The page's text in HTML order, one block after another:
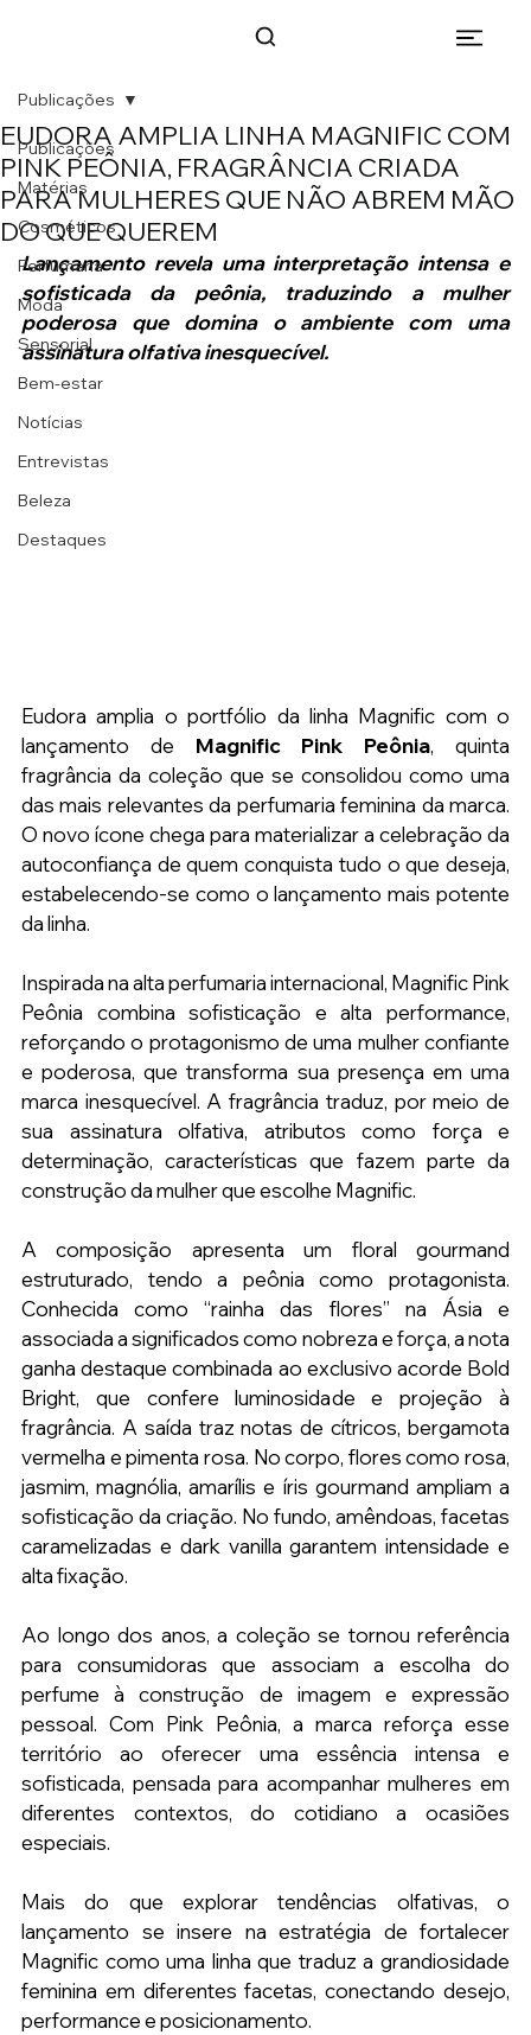
Publicações
Matérias
Cosméticos
Perfumaria
Moda
Sensorial
Bem-estar
Notícias
Entrevistas
Beleza
Destaques
Publicações
EUDORA AMPLIA LINHA MAGNIFIC COM
PINK PEÔNIA, FRAGRÂNCIA CRIADA
PARA MULHERES QUE NÃO ABREM MÃO
DO QUE QUEREM
Lançamento revela uma interpretação intensa e
sofisticada da peônia, traduzindo a mulher
poderosa que domina o ambiente com uma
assinatura olfativa inesquecível.
Eudora amplia o portfólio da linha Magnific com o
lançamento de Magnific Pink Peônia, quinta
fragrância da coleção que se consolidou como uma
das mais relevantes da perfumaria feminina da marca.
O novo ícone chega para materializar a celebração da
autoconfiança de quem conquista tudo o que deseja,
estabelecendo-se como o lançamento mais potente
da linha.
Inspirada na alta perfumaria internacional, Magnific Pink
Peônia combina sofisticação e alta performance,
reforçando o protagonismo de uma mulher confiante
e poderosa, que transforma sua presença em uma
marca inesquecível. A fragrância traduz, por meio de
sua assinatura olfativa, atributos como força e
determinação, características que fazem parte da
construção da mulher que escolhe Magnific.
A composição apresenta um floral gourmand
estruturado, tendo a peônia como protagonista.
Conhecida como “rainha das flores” na Ásia e
associada a significados como nobreza e força, a nota
ganha destaque combinada ao exclusivo acorde Bold
Bright, que confere luminosidade e projeção à
fragrância. A saída traz notas de cítricos, bergamota
vermelha e pimenta rosa. No corpo, flores como rosa,
jasmim, magnólia, amarílis e íris gourmand ampliam a
sofisticação da criação. No fundo, amêndoas, facetas
caramelizadas e dark vanilla garantem intensidade e
alta fixação.
Ao longo dos anos, a coleção se tornou referência
para consumidoras que associam a escolha do
perfume à construção de imagem e expressão
pessoal. Com Pink Peônia, a marca reforça esse
território ao oferecer uma essência intensa e
sofisticada, pensada para acompanhar mulheres em
diferentes contextos, do cotidiano a ocasiões
especiais.
Mais do que explorar tendências olfativas, o
lançamento se insere na estratégia de fortalecer
Magnific como uma linha que traduz a grandiosidade
feminina em diferentes facetas, conectando desejo,
performance e posicionamento.